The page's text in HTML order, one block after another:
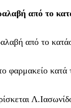
από το
από το
φαρμακείο κατά